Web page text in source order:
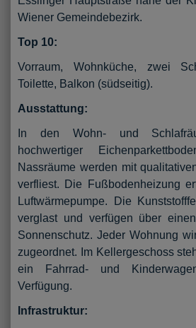
Wiener Gemeindebezirk.
Top 10:
Vorraum, Wohnküche, zwei
Toilette, Balkon (südseitig).
Ausstattung:
In den Wohn- und
hochwertiger
Nassräume werden mit
verfliest. Die Fußbodenheizung
Luftwärmepumpe. Die
verglast und verfügen über
Sonnenschutz. Jeder Wohnung
zugeordnet. Im Kellergeschoss
ein Fahrrad- und
Verfügung.
Infrastruktur: